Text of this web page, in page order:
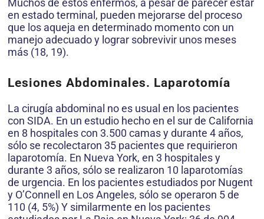
Muchos de estos enfermos, a pesar de parecer estar
en estado terminal, pueden mejorarse del proceso
que los aqueja en determinado momento con un
manejo adecuado y lograr sobrevivir unos meses
más (18, 19).
Lesiones Abdominales. Laparotomía
La cirugía abdominal no es usual en los pacientes
con SIDA. En un estudio hecho en el sur de California
en 8 hospitales con 3.500 camas y durante 4 años,
sólo se recolectaron 35 pacientes que requirieron
laparotomía. En Nueva York, en 3 hospitales y
durante 3 años, sólo se realizaron 10 laparotomías
de urgencia. En los pacientes estudiados por Nugent
y O’Connell en Los Angeles, sólo se operaron 5 de
110 (4, 5%) Y similarmente en los pacientes